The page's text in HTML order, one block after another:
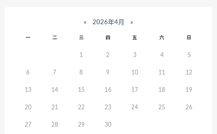
« 2026年4月 »
一 二 三 四 五 六 日
1 2 3 4 5
6 7 8 9 10 11 12
13 14 15 16 17 18 19
20 21 22 23 24 25 26
27 28 29 30